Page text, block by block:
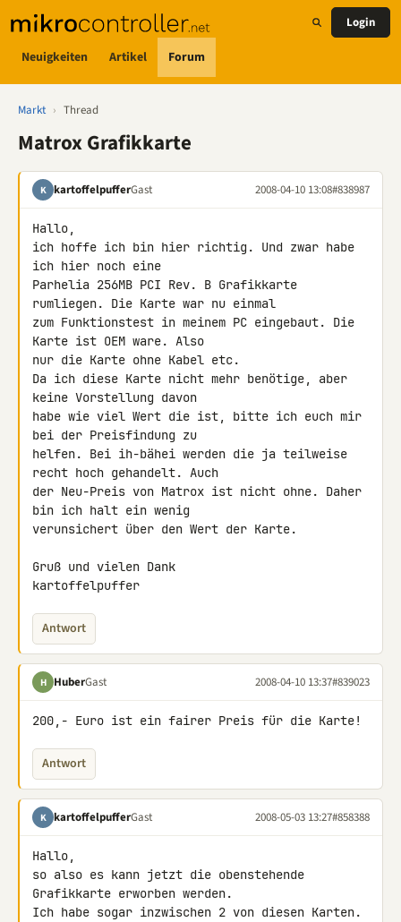
Neuigkeiten Artikel Forum
Login
Markt › Thread
Matrox Grafikkarte
K kartoffelpufferGast 2008-04-10 13:08#838987
Hallo,
ich hoffe ich bin hier richtig. Und zwar habe
ich hier noch eine
Parhelia 256MB PCI Rev. B Grafikkarte
rumliegen. Die Karte war nu einmal
zum Funktionstest in meinem PC eingebaut. Die
Karte ist OEM ware. Also
nur die Karte ohne Kabel etc.
Da ich diese Karte nicht mehr benötige, aber
keine Vorstellung davon
habe wie viel Wert die ist, bitte ich euch mir
bei der Preisfindung zu
helfen. Bei ih-bähei werden die ja teilweise
recht hoch gehandelt. Auch
der Neu-Preis von Matrox ist nicht ohne. Daher
bin ich halt ein wenig
verunsichert über den Wert der Karte.
Gruß und vielen Dank
kartoffelpuffer
Antwort
H HuberGast 2008-04-10 13:37#839023
200,- Euro ist ein fairer Preis für die Karte!
Antwort
K kartoffelpufferGast 2008-05-03 13:27#858388
Hallo,
so also es kann jetzt die obenstehende
Grafikkarte erworben werden.
Ich habe sogar inzwischen 2 von diesen Karten.